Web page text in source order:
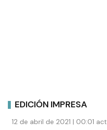
EDICIÓN IMPRESA
12 de abril de 2021 | 00:01